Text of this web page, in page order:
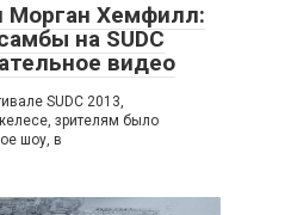
Морган Хемфилл:
на SUDC
видео
SUDC 2013,
зрителям было
шоу, в